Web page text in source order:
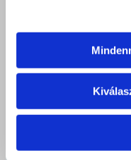
Sikeres
Kisvárdán –
2026, június 23
Hírek,Kisvárdai